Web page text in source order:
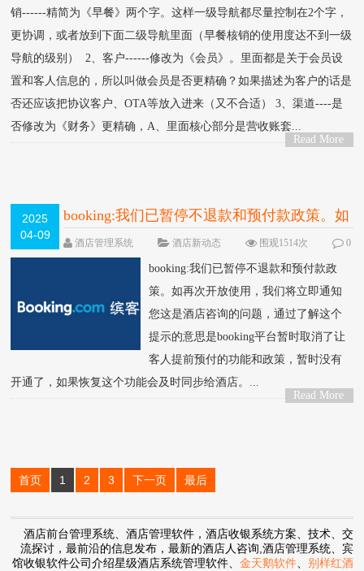
销------精简为《早餐》两个字。这样一级导航都尽量控制在2个字，
更协调，或者放到下面二级导航里面（早餐核销的使用度达不到一级
导航的级别） 2、客户------修改为《会员》。里面都是关于会员设
置和客人信息的，所以叫做会员是否更精确？如果描述为客户的话是
否还应该把协议客户、OTA等放入进来（又不合适） 3、渠道----是
否修改为《财务》更精确，A、里面核心部分是营收账套...
Read More
2025
04-09
booking:我们已暂停不退款和预付款政策。如
再次开放使用，我们将立即通知您
酒店管理系统 酒店新动态 围观1514次
0
条评论
booking:我们已暂停不退款和预付款政
策。如再次开放使用，我们将立即通知
您这是酒店咨询的问题，通过了解这个
提示的意思是booking平台暂时取消了让
客人提前预付的功能和政策，暂时没有
开通了，如果恢复这个功能会及时同步给酒店。...
Read More
首页 1 2 3 下一页 最后
酒店前台管理系统、酒店管理软件，酒店收银系统方案、技术、交
流探讨，最前沿的信息发布，最新的酒店人咨询,酒店管理系统、宾
馆收银软件公司介绍星级酒店系统管理软件、 金天鹅软件、 别样红酒